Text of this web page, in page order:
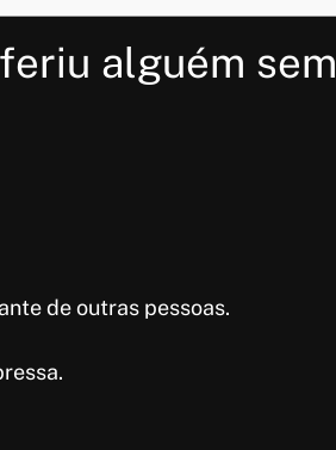
alguém sem
de outras pessoas.